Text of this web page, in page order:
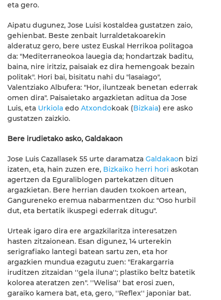
eta gero.
Aipatu dugunez, Jose Luisi kostaldea gustatzen zaio,
gehienbat. Beste zenbait lurraldetakoarekin
alderatuz gero, bere ustez Euskal Herrikoa politagoa
da: "Mediterraneokoa lauegia da; hondartzak baditu,
baina, nire iritziz, paisaiak ez dira hemengoak bezain
politak". Hori bai, bisitatu nahi du "lasaiago",
Valentziako Albufera: "Hor, iluntzeak benetan ederrak
omen dira". Paisaietako argazkietan aditua da Jose
Luis, eta Urkiola edo Atxondokoak (Bizkaia) ere asko
gustatzen zaizkio.
Bere irudietako asko, Galdakaon
Jose Luis Cazallasek 55 urte daramatza Galdakaon bizi
izaten, eta, hain zuzen ere, Bizkaiko herri hori askotan
agertzen da Eguraliblogen partekatzen dituen
argazkietan. Bere herrian dauden txokoen artean,
Gangureneko eremua nabarmentzen du: "Oso hurbil
dut, eta bertatik ikuspegi ederrak ditugu".
Urteak igaro dira ere argazkilaritza interesatzen
hasten zitzaionean. Esan digunez, 14 urterekin
serigrafiako lantegi batean sartu zen, eta hor
argazkien mundua ezagutu zuen: "Erakargarria
iruditzen zitzaidan ''gela iluna''; plastiko beltz batetik
kolorea ateratzen zen". ''Welisa'' bat erosi zuen,
garaiko kamera bat, eta, gero, ''Reflex'' japoniar bat.